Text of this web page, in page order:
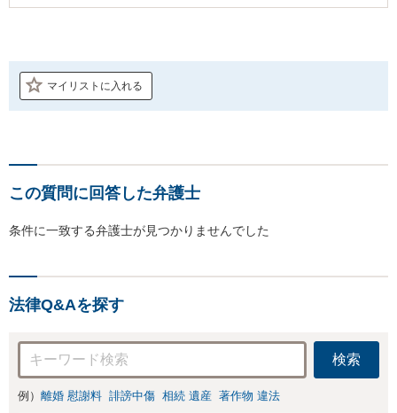
マイリストに入れる
この質問に回答した弁護士
条件に一致する弁護士が見つかりませんでした
法律Q&Aを探す
検索
例） 離婚 慰謝料 誹謗中傷 相続 遺産 著作物 違法